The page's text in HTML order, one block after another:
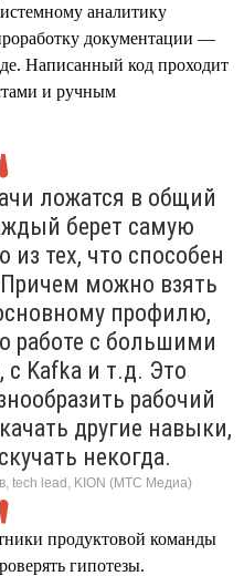
аналитику
документации —
Написанный код проходит
и ручным
ложатся в общий
берет самую
из тех, что способен
можно взять
профилю,
работе с большими
Kafka и т.д. Это
рабочий
другие навыки,
некогда.
tech lead, KION (МТС Медиа)
продуктовой команды
гипотезы.